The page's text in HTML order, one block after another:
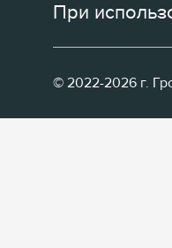
При
© 2022-2026 г.